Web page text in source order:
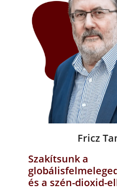
Fricz
Szakítsunk a
és a szén-dioxid-